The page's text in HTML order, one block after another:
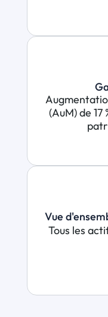
(AuM) de 17
Vue
Tous les